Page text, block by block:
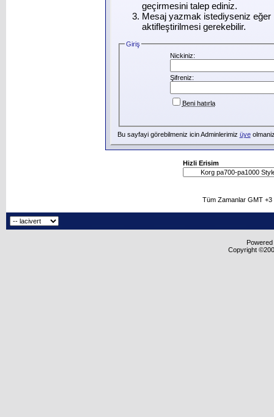
geçirmesini talep ediniz.
Mesaj yazmak istediyseniz eğer
aktifleştirilmesi gerekebilir.
Giriş
Nickiniz:
Şifreniz:
Beni hatırla
Bu sayfayi görebilmeniz icin Adminlerimiz üye
Hizli Erisim
Tüm Zamanlar GMT
Copyright